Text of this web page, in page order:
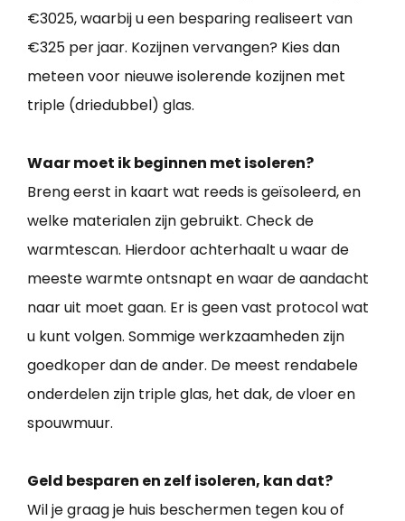
€3025, waarbij u een besparing realiseert van
€325 per jaar. Kozijnen vervangen? Kies dan
meteen voor nieuwe isolerende kozijnen met
triple (driedubbel) glas.
Waar moet ik beginnen met isoleren?
Breng eerst in kaart wat reeds is geïsoleerd, en
welke materialen zijn gebruikt. Check de
warmtescan. Hierdoor achterhaalt u waar de
meeste warmte ontsnapt en waar de aandacht
naar uit moet gaan. Er is geen vast protocol wat
u kunt volgen. Sommige werkzaamheden zijn
goedkoper dan de ander. De meest rendabele
onderdelen zijn triple glas, het dak, de vloer en
spouwmuur.
Geld besparen en zelf isoleren, kan dat?
Wil je graag je huis beschermen tegen kou of